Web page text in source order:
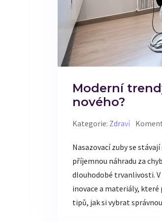
Moderní
nového?
Kategorie: Zdraví
Nasazovací zuby se
příjemnou náhradu za
dlouhodobé trvanlivosti.
inovace a materiály,
tipů, jak si vybrat